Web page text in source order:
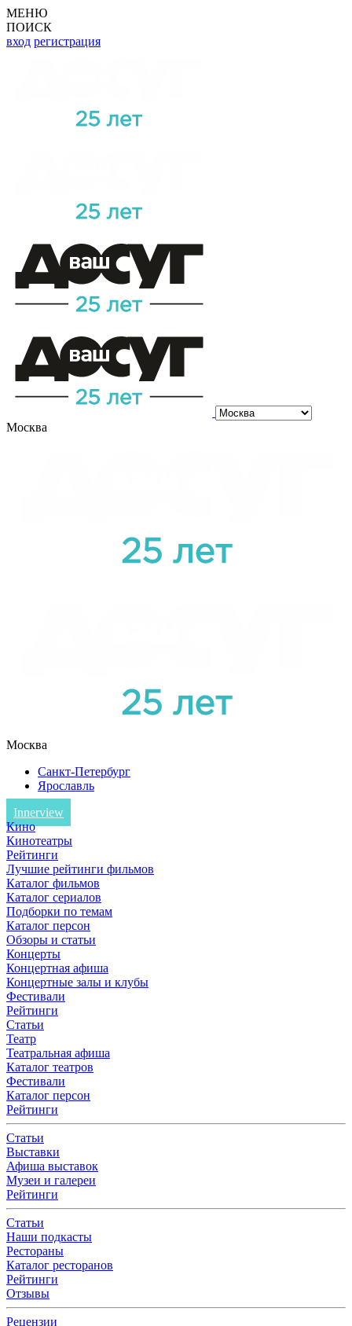
МЕНЮ
ПОИСК
вход регистрация
Москва
Москва
Санкт-Петербург
Ярославль
Innerview
Кино
Кинотеатры
Рейтинги
Лучшие рейтинги фильмов
Каталог фильмов
Каталог сериалов
Подборки по темам
Каталог персон
Обзоры и статьи
Концерты
Концертная афиша
Концертные залы и клубы
Фестивали
Рейтинги
Статьи
Театр
Театральная афиша
Каталог театров
Фестивали
Каталог персон
Рейтинги
Статьи
Выставки
Афиша выставок
Музеи и галереи
Рейтинги
Статьи
Наши подкасты
Рестораны
Каталог ресторанов
Рейтинги
Отзывы
Рецензии